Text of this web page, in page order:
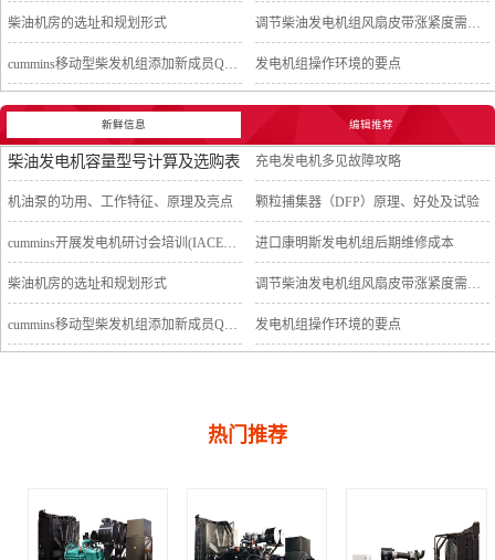
柴油机房的选址和规划形式 调节柴油发电机组风扇皮带涨紧度需要注意哪些
cummins移动型柴发机组添加新成员QSB5-G11系列 发电机组操作环境的要点
新鲜信息 编辑推荐
柴油发电机容量型号计算及选购表 充电发电机多见故障攻略
机油泵的功用、工作特征、原理及亮点 颗粒捕集器（DFP）原理、好处及试验
cummins开展发电机研讨会培训(IACET)认证工作 进口康明斯发电机组后期维修成本
柴油机房的选址和规划形式 调节柴油发电机组风扇皮带涨紧度需要注意哪些
cummins移动型柴发机组添加新成员QSB5-G11系列 发电机组操作环境的要点
热门推荐